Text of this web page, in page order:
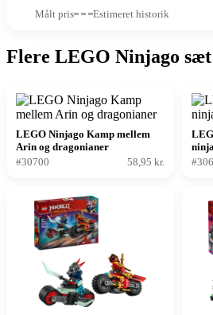
Målt pris Estimeret historik
Flere LEGO Ninjago sæt
LEGO Ninjago Kamp mellem
Arin og dragonianer
#30700
58,95 kr.